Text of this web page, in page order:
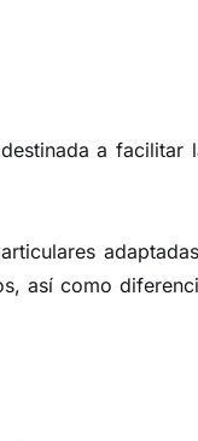
a facilitar
así como